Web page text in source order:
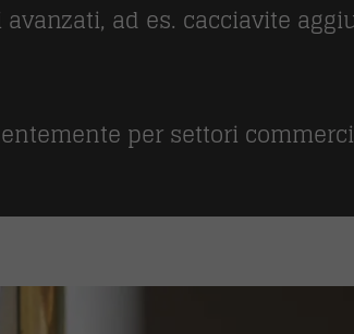
ad es. cacciavite
per settori